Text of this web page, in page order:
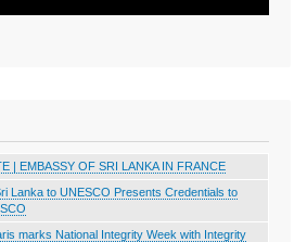
| EMBASSY OF SRI LANKA IN FRANCE
Lanka to UNESCO Presents Credentials to
marks National Integrity Week with Integrity